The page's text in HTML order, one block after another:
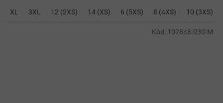
XL 3XL 12 (2XS) 14 (XS) 6 (5XS) 8 (4XS) 10 (3XS)
Kód: 102848.030-M